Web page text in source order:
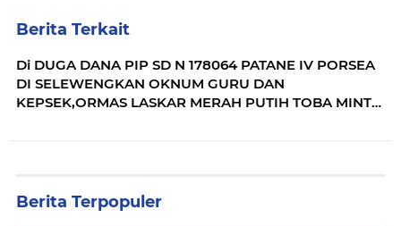
Berita Terkait
Di DUGA DANA PIP SD N 178064 PATANE IV PORSEA
DI SELEWENGKAN OKNUM GURU DAN
KEPSEK,ORMAS LASKAR MERAH PUTIH TOBA MINTA
Berita Terpopuler